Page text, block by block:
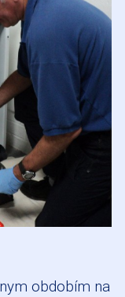
obdobím na